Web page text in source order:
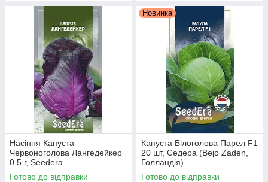
Насіння Капуста
Червоноголова Лангедейкер
0.5 г, Seedera
Готово до відправки
Новинка
Капуста Білоголова Парел F1
20 шт, Седера (Bejo Zaden,
Голландія)
Готово до відправки